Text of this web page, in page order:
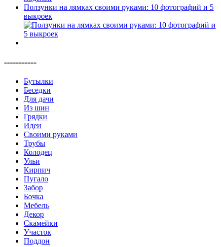
Ползунки на лямках своими руками: 10 фотографий и 5
выкроек
-----------
Бутылки
Беседки
Для дачи
Из шин
Грядки
Идеи
Своими руками
Трубы
Колодец
Ульи
Кирпич
Пугало
Забор
Бочка
Мебель
Декор
Скамейки
Участок
Поддон